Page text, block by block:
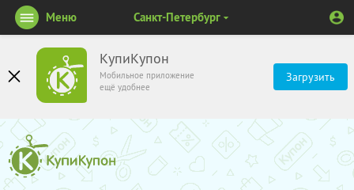
КупиКупон
Мобильное приложение
ещё удобнее
Загрузить
Меню Санкт-Петербург